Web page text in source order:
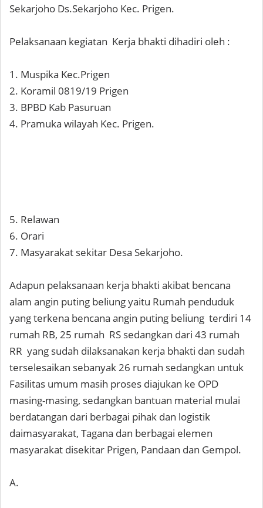
Sekarjoho Ds.Sekarjoho Kec. Prigen.
Pelaksanaan kegiatan Kerja bhakti dihadiri oleh :
1. Muspika Kec.Prigen
2. Koramil 0819/19 Prigen
3. BPBD Kab Pasuruan
4. Pramuka wilayah Kec. Prigen.
5. Relawan
6. Orari
7. Masyarakat sekitar Desa Sekarjoho.
Adapun pelaksanaan kerja bhakti akibat bencana
alam angin puting beliung yaitu Rumah penduduk
yang terkena bencana angin puting beliung terdiri 14
rumah RB, 25 rumah RS sedangkan dari 43 rumah
RR yang sudah dilaksanakan kerja bhakti dan sudah
terselesaikan sebanyak 26 rumah sedangkan untuk
Fasilitas umum masih proses diajukan ke OPD
masing-masing, sedangkan bantuan material mulai
berdatangan dari berbagai pihak dan logistik
daimasyarakat, Tagana dan berbagai elemen
masyarakat disekitar Prigen, Pandaan dan Gempol.
A.